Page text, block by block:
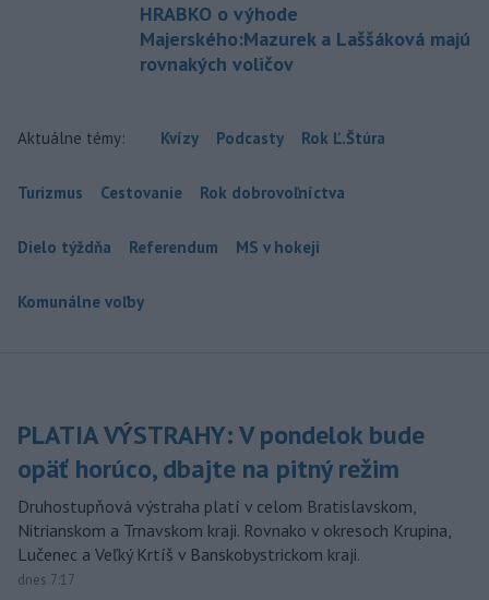
HRABKO o výhode
Majerského:Mazurek a Laššáková majú
rovnakých voličov
Aktuálne témy: Kvízy Podcasty Rok Ľ.Štúra
Turizmus Cestovanie Rok dobrovoľníctva
Dielo týždňa Referendum MS v hokeji
Komunálne voľby
PLATIA VÝSTRAHY: V pondelok bude
opäť horúco, dbajte na pitný režim
Druhostupňová výstraha platí v celom Bratislavskom,
Nitrianskom a Trnavskom kraji. Rovnako v okresoch Krupina,
Lučenec a Veľký Krtíš v Banskobystrickom kraji.
dnes 7:17